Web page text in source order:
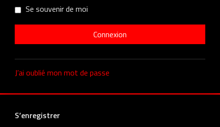
Se souvenir de moi
J’ai oublié mon mot de passe
S’enregistrer